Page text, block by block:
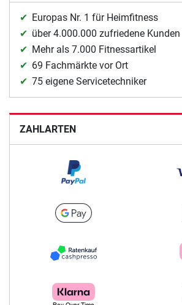
Europas Nr. 1 für Heimfitness
über 4.000.000 zufriedene Kunden
Mehr als 7.000 Fitnessartikel
69 Fachmärkte vor Ort
75 eigene Servicetechniker
ZAHLARTEN